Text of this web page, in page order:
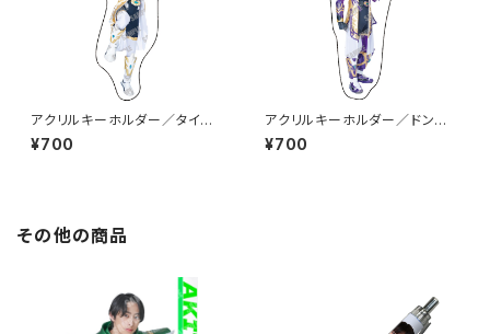
アクリルキーホルダー／タイセ
イ（BAKW-01）
¥700
アクリルキーホルダー／ドンジ
ュン（BAKP-01）
¥700
その他の商品